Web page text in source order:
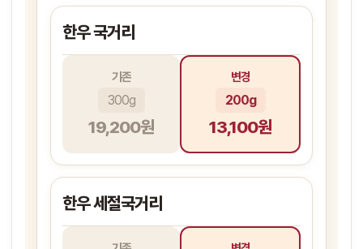
한우 국거리
기존
19,200원
300g
변경
13,100원
200g
한우 세절국거리